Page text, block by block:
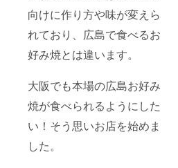
向けに作り方や味が変えら
れており、広島で食べるお
好み焼とは違います。
大阪でも本場の広島お好み
焼が食べられるようにした
い！そう思いお店を始めま
した。